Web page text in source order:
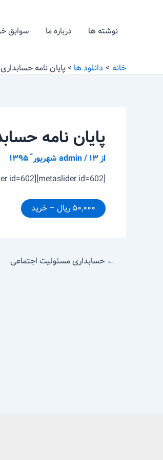
نوشته ها درباره ما سوابق
خانه دانلود ها پایان نامه
پایان نامه
از admin/۱۳ شهریور ّ ۱۳۹۵
[metaslider id=602][metaslider id=602]
۵۰,۰۰۰ ریال – خرید
← حسابداری مسئولیت اجتماعی